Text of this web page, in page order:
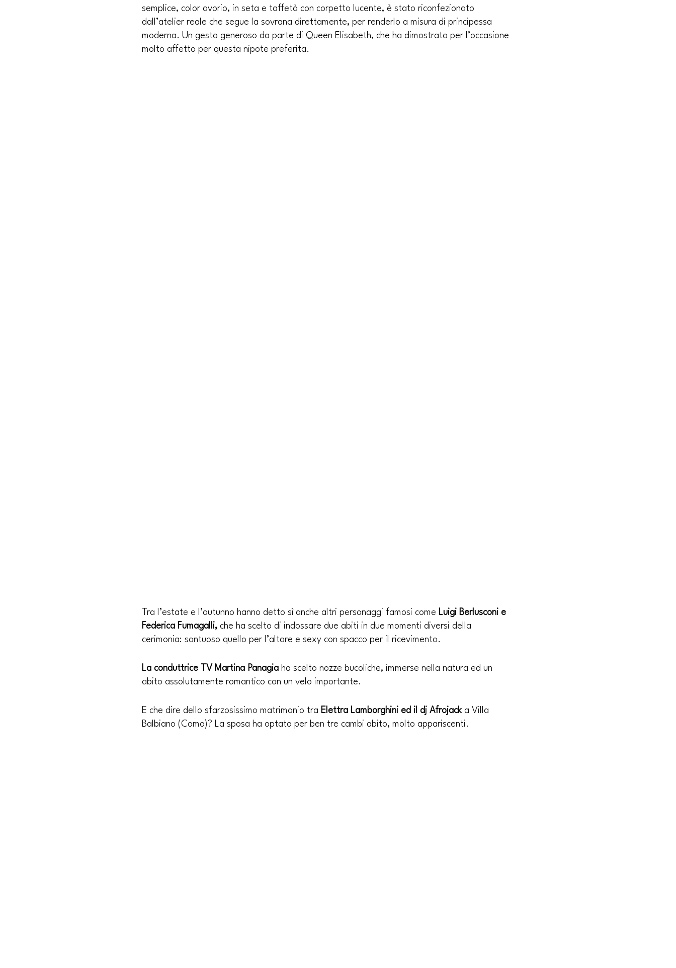
semplice, color avorio, in seta e taffetà con corpetto lucente, è stato riconfezionato
dall’atelier reale che segue la sovrana direttamente, per renderlo a misura di principessa
moderna. Un gesto generoso da parte di Queen Elisabeth, che ha dimostrato per l’occasione
molto affetto per questa nipote preferita.
Tra l’estate e l’autunno hanno detto sì anche altri personaggi famosi come Luigi Berlusconi e
Federica Fumagalli, che ha scelto di indossare due abiti in due momenti diversi della
cerimonia: sontuoso quello per l’altare e sexy con spacco per il ricevimento.
La conduttrice TV Martina Panagia ha scelto nozze bucoliche, immerse nella natura ed un
abito assolutamente romantico con un velo importante.
E che dire dello sfarzosissimo matrimonio tra Elettra Lamborghini ed il dj Afrojack a Villa
Balbiano (Como)? La sposa ha optato per ben tre cambi abito, molto appariscenti.